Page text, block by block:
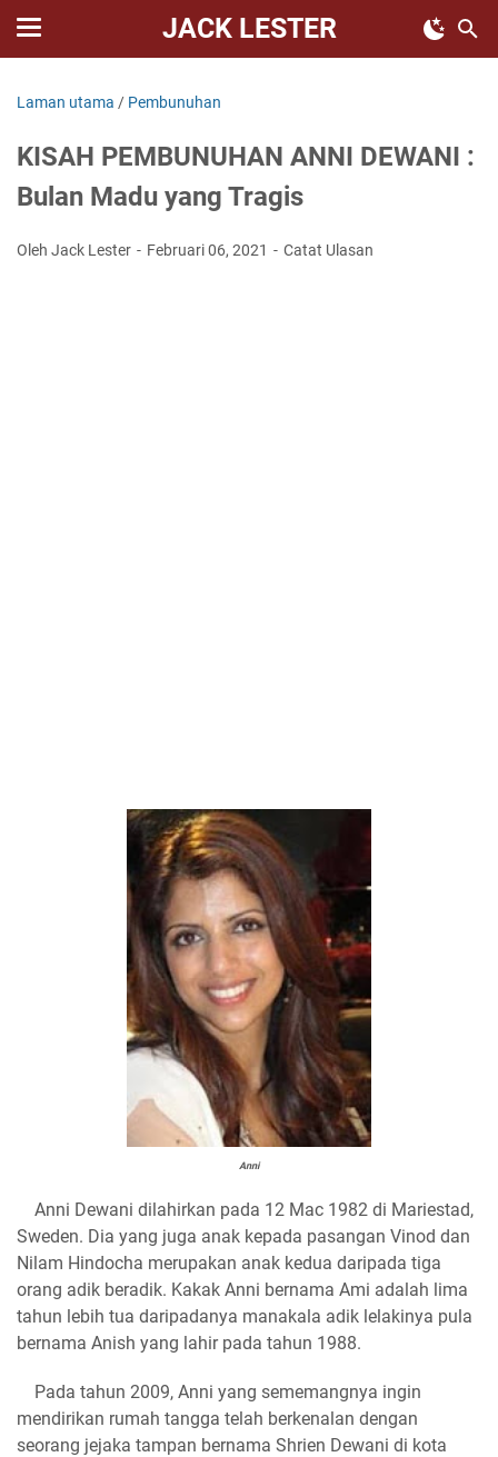
JACK LESTER
Laman utama / Pembunuhan
KISAH PEMBUNUHAN ANNI DEWANI :
Bulan Madu yang Tragis
Oleh Jack Lester Februari 06, 2021 Catat Ulasan
Anni
Anni Dewani dilahirkan pada 12 Mac 1982 di Mariestad,
Sweden. Dia yang juga anak kepada pasangan Vinod dan
Nilam Hindocha merupakan anak kedua daripada tiga
orang adik beradik. Kakak Anni bernama Ami adalah lima
tahun lebih tua daripadanya manakala adik lelakinya pula
bernama Anish yang lahir pada tahun 1988.
Pada tahun 2009, Anni yang sememangnya ingin
mendirikan rumah tangga telah berkenalan dengan
seorang jejaka tampan bernama Shrien Dewani di kota